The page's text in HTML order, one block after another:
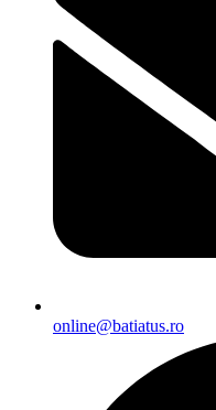
online@batiatus.ro